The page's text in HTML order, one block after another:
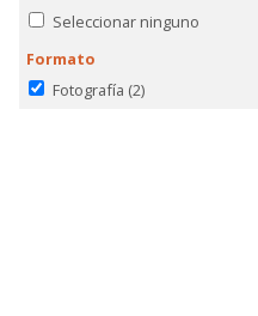
Seleccionar ninguno
Formato
Fotografía (2)